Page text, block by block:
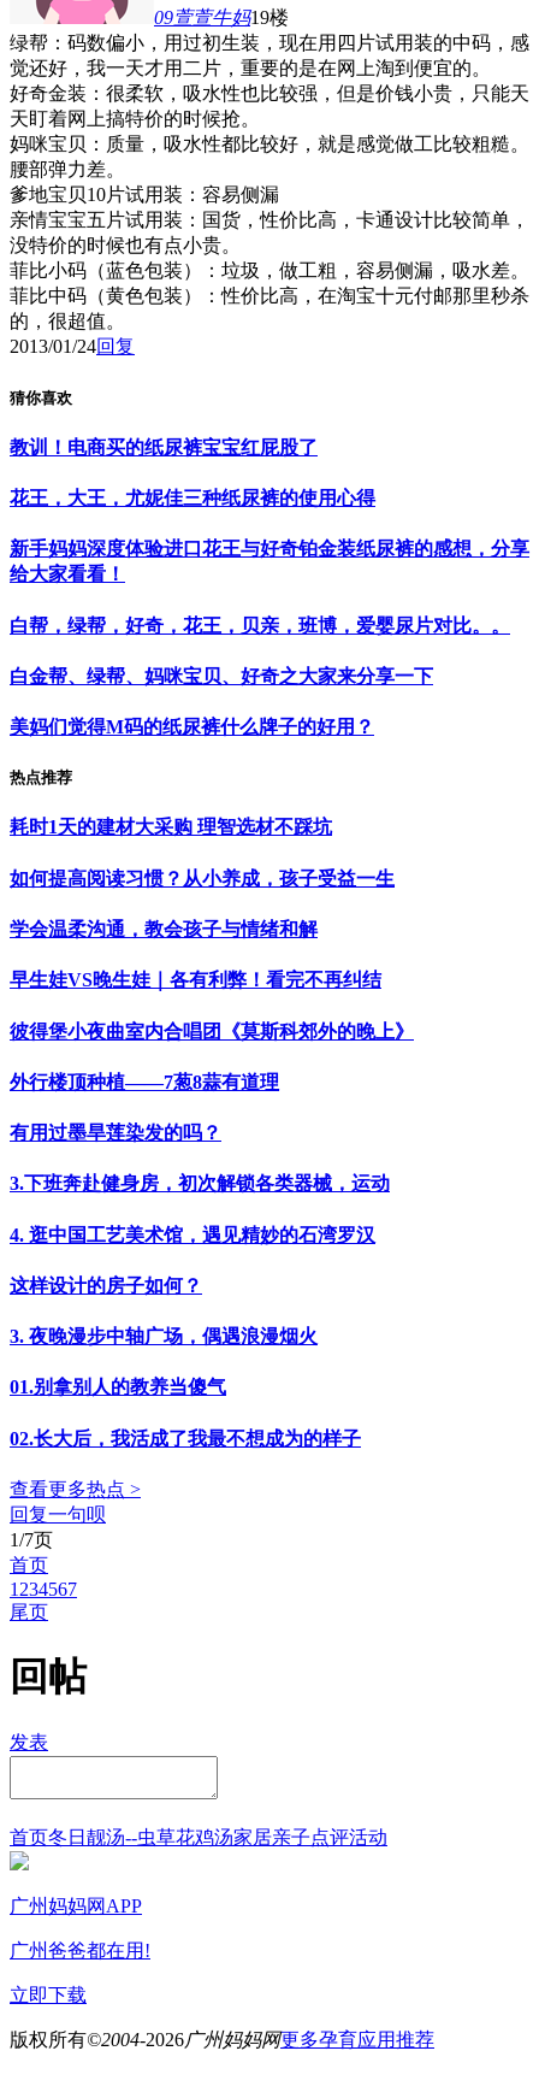
09萱萱牛妈19楼
绿帮：码数偏小，用过初生装，现在用四片试用装的中码，感
觉还好，我一天才用二片，重要的是在网上淘到便宜的。
好奇金装：很柔软，吸水性也比较强，但是价钱小贵，只能天
天盯着网上搞特价的时候抢。
妈咪宝贝：质量，吸水性都比较好，就是感觉做工比较粗糙。
腰部弹力差。
爹地宝贝10片试用装：容易侧漏
亲情宝宝五片试用装：国货，性价比高，卡通设计比较简单，
没特价的时候也有点小贵。
菲比小码（蓝色包装）：垃圾，做工粗，容易侧漏，吸水差。
菲比中码（黄色包装）：性价比高，在淘宝十元付邮那里秒杀
的，很超值。
2013/01/24回复
猜你喜欢
教训！电商买的纸尿裤宝宝红屁股了
花王，大王，尤妮佳三种纸尿裤的使用心得
新手妈妈深度体验进口花王与好奇铂金装纸尿裤的感想，分享
给大家看看！
白帮，绿帮，好奇，花王，贝亲，班博，爱婴尿片对比。。
白金帮、绿帮、妈咪宝贝、好奇之大家来分享一下
美妈们觉得M码的纸尿裤什么牌子的好用？
热点推荐
耗时1天的建材大采购 理智选材不踩坑
如何提高阅读习惯？从小养成，孩子受益一生
学会温柔沟通，教会孩子与情绪和解
早生娃VS晚生娃｜各有利弊！看完不再纠结
彼得堡小夜曲室内合唱团《莫斯科郊外的晚上》
外行楼顶种植——7葱8蒜有道理
有用过墨旱莲染发的吗？
3.下班奔赴健身房，初次解锁各类器械，运动
4. 逛中国工艺美术馆，遇见精妙的石湾罗汉
这样设计的房子如何？
3. 夜晚漫步中轴广场，偶遇浪漫烟火
01.别拿别人的教养当傻气
02.长大后，我活成了我最不想成为的样子
查看更多热点 >
回复一句呗
1/7页
首页
1 234567
尾页
回帖
发表
首页冬日靓汤--虫草花鸡汤家居亲子点评活动
广州妈妈网APP
广州爸爸都在用!
立即下载
版权所有©2004-2026广州妈妈网更多孕育应用推荐